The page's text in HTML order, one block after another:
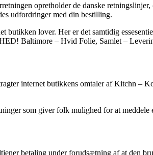
opretholder de danske
udfordringer med din bestilling.
butikken lover. Her er det samtidig
Baltimore – Hvid Folie, Samlet –
internet butikkens omtaler af Kitchn –
som giver folk mulighed for at meddele
betaling under forudsætning af at den